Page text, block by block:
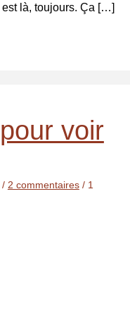
est là, toujours. Ça […]
voir
/ 2 commentaires / 1